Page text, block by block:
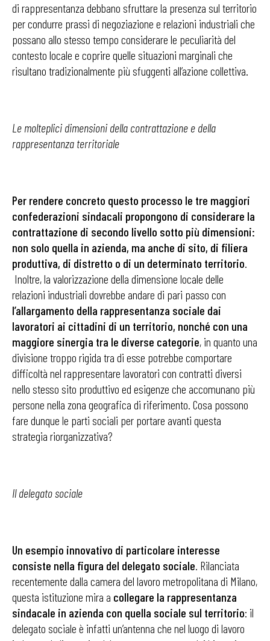
di rappresentanza debbano sfruttare la presenza sul territorio
per condurre prassi di negoziazione e relazioni industriali che
possano allo stesso tempo considerare le peculiarità del
contesto locale e coprire quelle situazioni marginali che
risultano tradizionalmente più sfuggenti all’azione collettiva.
Le molteplici dimensioni della contrattazione e della
rappresentanza territoriale
Per rendere concreto questo processo le tre maggiori
confederazioni sindacali propongono di considerare la
contrattazione di secondo livello sotto più dimensioni:
non solo quella in azienda, ma anche di sito, di filiera
produttiva, di distretto o di un determinato territorio.
Inoltre, la valorizzazione della dimensione locale delle
relazioni industriali dovrebbe andare di pari passo con
l’allargamento della rappresentanza sociale dai
lavoratori ai cittadini di un territorio, nonché con una
maggiore sinergia tra le diverse categorie, in quanto una
divisione troppo rigida tra di esse potrebbe comportare
difficoltà nel rappresentare lavoratori con contratti diversi
nello stesso sito produttivo ed esigenze che accomunano più
persone nella zona geografica di riferimento. Cosa possono
fare dunque le parti sociali per portare avanti questa
strategia riorganizzativa?
Il delegato sociale
Un esempio innovativo di particolare interesse
consiste nella figura del delegato sociale. Rilanciata
recentemente dalla camera del lavoro metropolitana di Milano,
questa istituzione mira a collegare la rappresentanza
sindacale in azienda con quella sociale sul territorio: il
delegato sociale è infatti un’antenna che nel luogo di lavoro